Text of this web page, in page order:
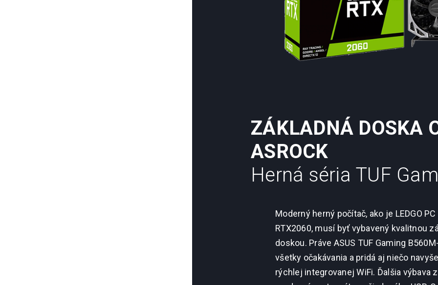
ZÁKLADNÁ DOSKA
ASROCK
Herná séria TUF
Moderný herný počítač, ako je LEDGO
RTX2060, musí byť vybavený kvalitnou
doskou. Práve ASUS TUF Gaming
všetky očakávania a pridá aj niečo
rýchlej integrovanej WiFi. Ďalšia výbava